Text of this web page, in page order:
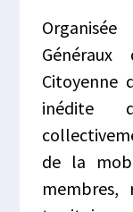
Généraux
Citoyenne
inédite
de la
membres,